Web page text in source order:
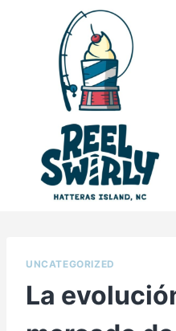
UNCATEGORIZED
La